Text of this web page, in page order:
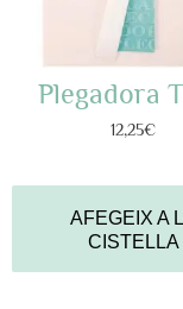
Plegadora
12,25€
AFEGEIX A
CISTELLA